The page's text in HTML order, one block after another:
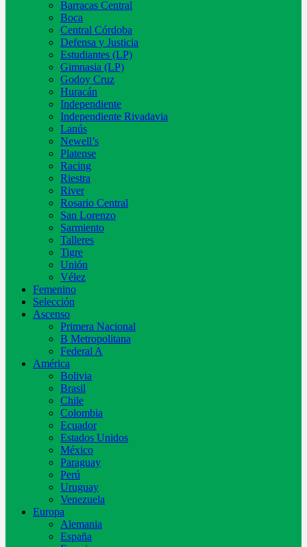
Barracas Central
Boca
Central Córdoba
Defensa y Justicia
Estudiantes (LP)
Gimnasia (LP)
Godoy Cruz
Huracán
Independiente
Independiente Rivadavia
Lanús
Newell’s
Platense
Racing
Riestra
River
Rosario Central
San Lorenzo
Sarmiento
Talleres
Tigre
Unión
Vélez
Femenino
Selección
Ascenso
Primera Nacional
B Metropolitana
Federal A
América
Bolivia
Brasil
Chile
Colombia
Ecuador
Estados Unidos
México
Paraguay
Perú
Uruguay
Venezuela
Europa
Alemania
España